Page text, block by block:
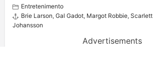
Entretenimento
Brie Larson, Gal Gadot, Margot Robbie, Scarlett
Johansson
Advertisements